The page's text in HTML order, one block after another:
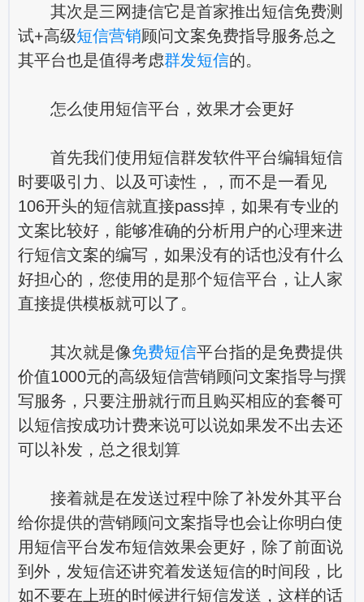
其次是三网捷信它是首家推出短信免费测
试+高级短信营销顾问文案免费指导服务总之
其平台也是值得考虑群发短信的。
怎么使用短信平台，效果才会更好
首先我们使用短信群发软件平台编辑短信
时要吸引力、以及可读性，，而不是一看见
106开头的短信就直接pass掉，如果有专业的
文案比较好，能够准确的分析用户的心理来进
行短信文案的编写，如果没有的话也没有什么
好担心的，您使用的是那个短信平台，让人家
直接提供模板就可以了。
其次就是像免费短信平台指的是免费提供
价值1000元的高级短信营销顾问文案指导与撰
写服务，只要注册就行而且购买相应的套餐可
以短信按成功计费来说可以说如果发不出去还
可以补发，总之很划算
接着就是在发送过程中除了补发外其平台
给你提供的营销顾问文案指导也会让你明白使
用短信平台发布短信效果会更好，除了前面说
到外，发短信还讲究着发送短信的时间段，比
如不要在上班的时候进行短信发送，这样的话